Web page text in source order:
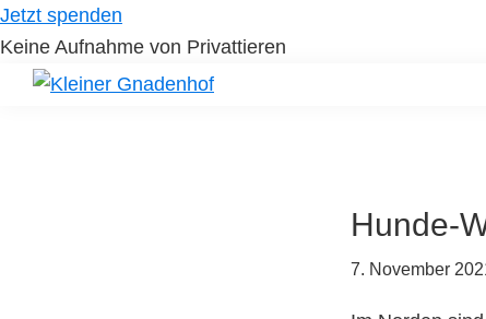
Skip
to
primary
Skip
to
main
Jetzt spenden
Keine Aufnahme von Privattieren
Hunde-
7. November